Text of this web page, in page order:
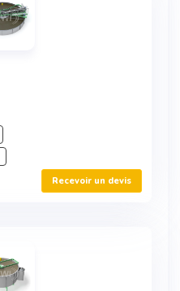
Recevoir un devis